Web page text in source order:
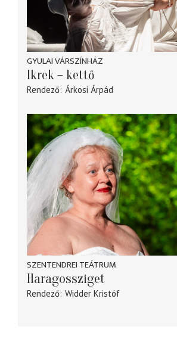
GYULAI VÁRSZÍNHÁZ
Ikrek – kettő
Rendező Árkosi Árpád
SZENTENDREI TEÁTRUM
Haragossziget
Rendező Widder Kristóf